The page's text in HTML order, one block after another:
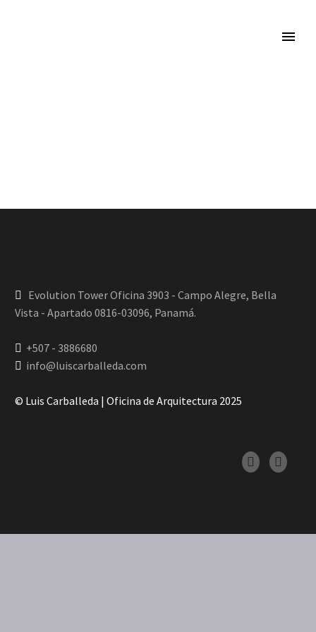
Evolution Tower Oficina 3903 - Campo Alegre, Bella
Vista - Apartado 0816-03096, Panamá.
+507 - 3886680
info@luiscarballeda.com
© Luis Carballeda | Oficina de Arquitectura 2025